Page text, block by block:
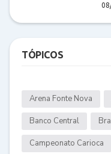
TÓPICOS
Arena Fonte Nova
Banco Central
Campeonato Carioca